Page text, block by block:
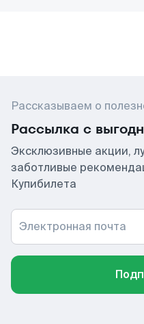
Рассказываем о
Рассылка с
Эксклюзивные акции,
заботливые
Купибилета
Электронная почта